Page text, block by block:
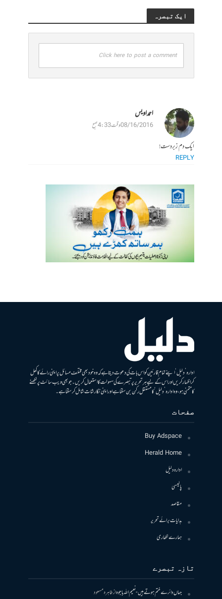
ایک تبصرہ
Click here to post a comment
احمد اویس
08/16/2016 وقت 4:33 صبح
ایک دم زبردست!
REPLY
ادارہ ’دلیل‘ اپنے تمام قارئین کو اس بات کی دعوت دیتا ہے کہ وہ خود بھی مختلف مسائل پر اپنی رائے کا کھل
کر اظہار کریں اور اس کے لیے ہر تحریر پر تبصرے کی سہولت کا استعمال کریں۔ جو بھی ویب سائٹ پر لکھنے
کا متمنی ہو، وہ ادارہ ’دلیل‘ کا مستقل رکن بن سکتا ہے اور اپنی نگارشات شامل کرسکتا ہے۔
صفحات
Buy Adspace
Herald Home
ادارہ دلیل
پالیسی
مقاصد
ہدایات برائے تحریر
ہمارے لکھاری
تازہ تبصرے
جہاں دائرے ختم ہوتے ہیں- نعیم اللہ باجوہازطاہرہ مسعود